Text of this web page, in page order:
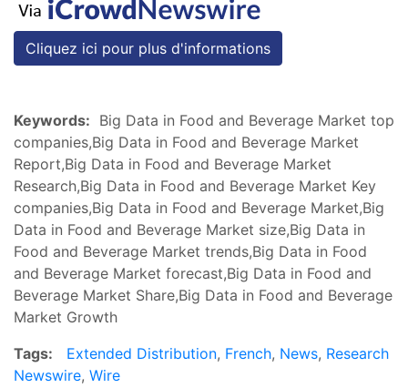
Cliquez ici pour plus d'informations
Keywords: Big Data in Food and Beverage Market top
companies,Big Data in Food and Beverage Market
Report,Big Data in Food and Beverage Market
Research,Big Data in Food and Beverage Market Key
companies,Big Data in Food and Beverage Market,Big
Data in Food and Beverage Market size,Big Data in
Food and Beverage Market trends,Big Data in Food
and Beverage Market forecast,Big Data in Food and
Beverage Market Share,Big Data in Food and Beverage
Market Growth
Tags:
Extended Distribution, French, News, Research
Newswire, Wire